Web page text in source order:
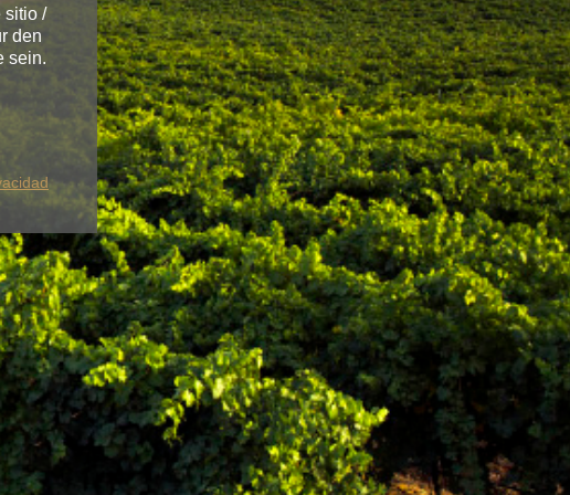
y siempre fiel a una
& YOU
Tienda online
sitio /
den
sein.